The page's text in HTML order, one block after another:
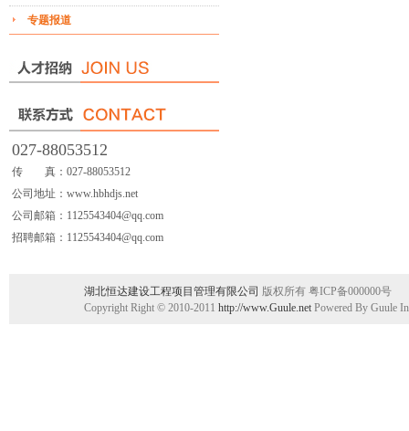
专题报道
027-88053512
传 真：027-88053512
公司地址：www.hbhdjs.net
公司邮箱：1125543404@qq.com
招聘邮箱：1125543404@qq.com
湖北恒达建设工程项目管理有限公司 版权所有 粤ICP备000000号
Copyright Right © 2010-2011 http://www.Guule.net Powered By Guule